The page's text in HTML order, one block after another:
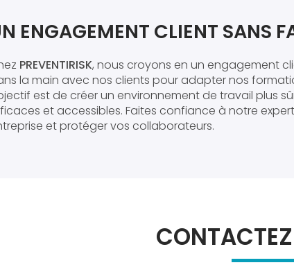
ENGAGEMENT CLIENT SANS
PREVENTIRISK, nous croyons en un engagement
la main avec nos clients pour adapter nos
est de créer un environnement de travail plus
et accessibles. Faites confiance à notre
et protéger vos collaborateurs.